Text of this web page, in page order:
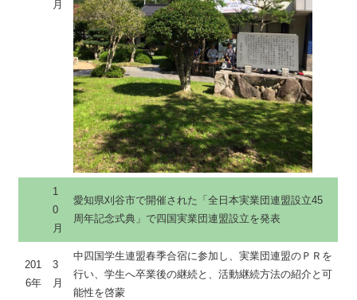
月
1
0
月
愛知県刈谷市で開催された「全日本実業団連盟設立45
周年記念式典」で四国実業団連盟設立を発表
201
6年
3
月
中四国学生連盟春季合宿に参加し、実業団連盟のＰＲを
行い、学生へ卒業後の継続と、活動継続方法の紹介と可
能性を啓蒙